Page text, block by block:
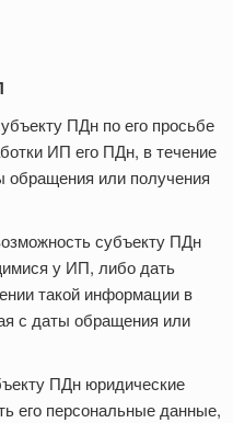
ПДн по его просьбе
ИП его ПДн, в течение
обращения или получения
субъекту ПДн
у ИП, либо дать
такой информации в
с даты обращения или
ПДн юридические
его персональные данные,